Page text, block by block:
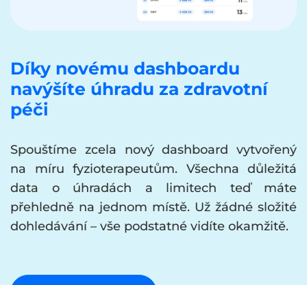
Díky novému dashboardu
navýšíte úhradu za zdravotní
péči
Spouštíme zcela nový dashboard vytvořený
na míru fyzioterapeutům. Všechna důležitá
data o úhradách a limitech teď máte
přehledně na jednom místě. Už žádné složité
dohledávání – vše podstatné vidíte okamžitě.